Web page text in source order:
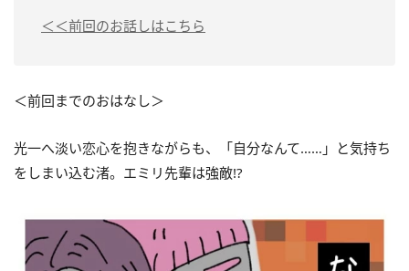
＜＜前回のお話しはこちら
＜前回までのおはなし＞
光一へ淡い恋心を抱きながらも、「自分なんて……」と気持ち
をしまい込む渚。エミリ先輩は強敵!?